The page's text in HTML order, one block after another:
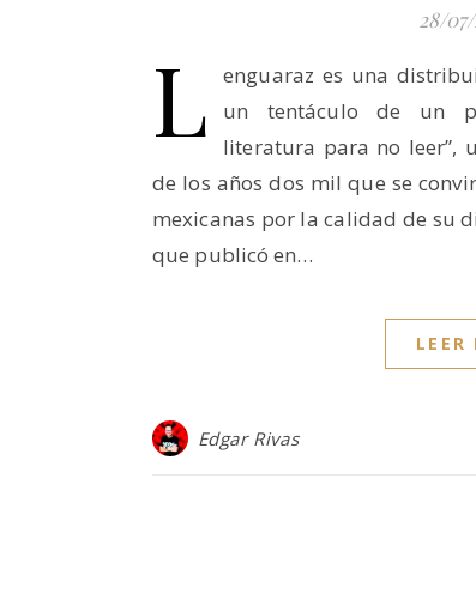
28/
L
enguaraz es una
un tentáculo de un
literatura para no leer”,
de los años dos mil que se
mexicanas por la calidad de su
que publicó en…
LEER
Edgar Rivas